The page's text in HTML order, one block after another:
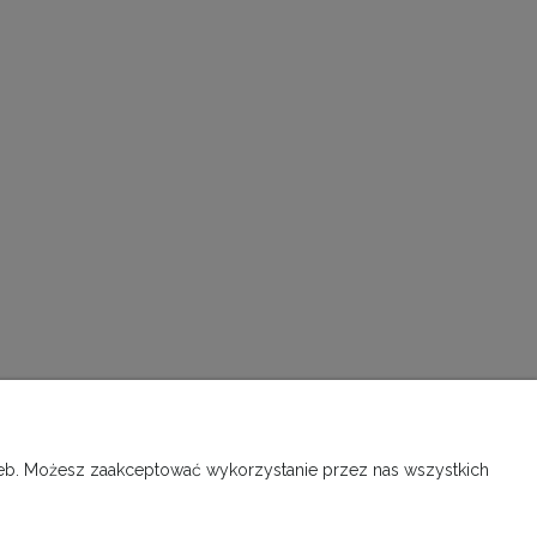
O firmie, kontakt
Możesz zaakceptować wykorzystanie przez nas wszystkich